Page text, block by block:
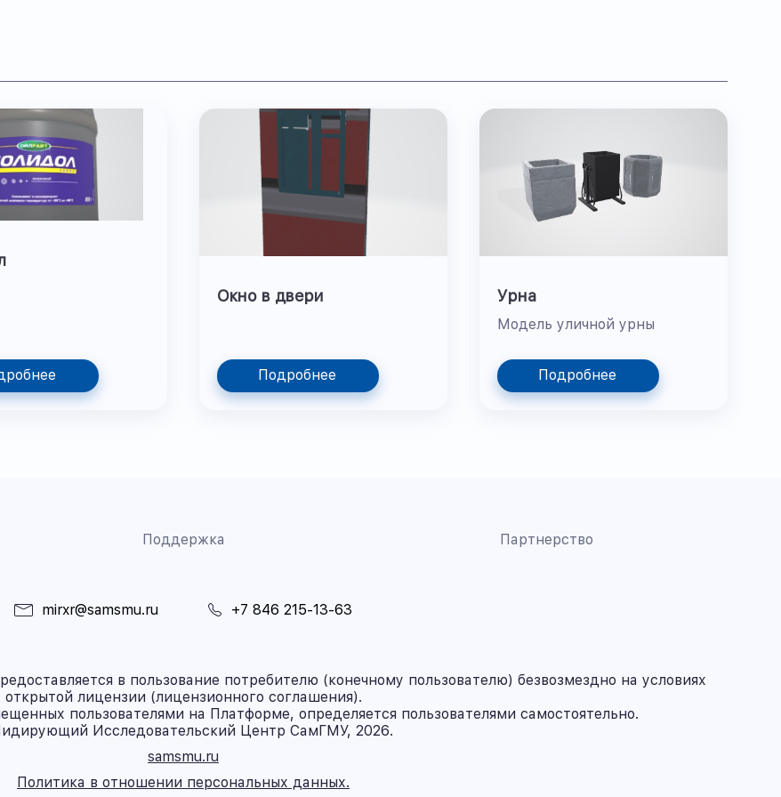
Окно в двери
Подробнее
Урна
Модель уличной урны
Подробнее
Поддержка Партнерство
mirxr@samsmu.ru +7 846 215-13-63
в пользование потребителю (конечному пользователю) безвозмездно на условиях
открытой лицензии (лицензионного соглашения).
пользователями на Платформе, определяется пользователями самостоятельно.
Исследовательский Центр СамГМУ, 2026.
samsmu.ru
Политика в отношении персональных данных.